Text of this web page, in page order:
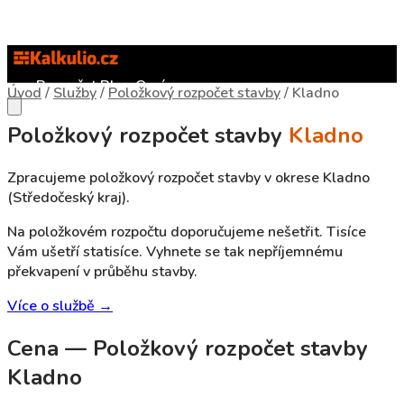
RozpočetBlogO nás
Úvod / Služby/ Položkový rozpočet stavby/ Kladno
Položkový rozpočet stavby Kladno
Zpracujeme položkový rozpočet stavby v okrese Kladno
(Středočeský kraj).
Na položkovém rozpočtu doporučujeme nešetřit. Tisíce
Vám ušetří statisíce. Vyhnete se tak nepříjemnému
překvapení v průběhu stavby.
Více o službě →
Cena — Položkový rozpočet stavby
Kladno